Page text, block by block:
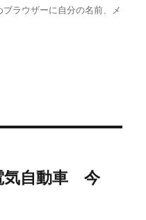
ラウザーに自分の名前、メ
気自動車 今